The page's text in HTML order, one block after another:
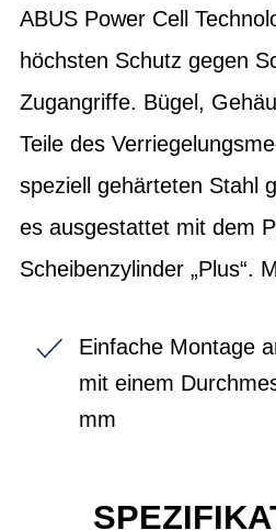
ABUS Power Cell
höchsten Schutz gegen
Zugangriffe. Bügel,
Teile des
speziell gehärteten Stahl
es ausgestattet mit dem
Scheibenzylinder „Plus“.
Einfache Montage
mit einem
mm